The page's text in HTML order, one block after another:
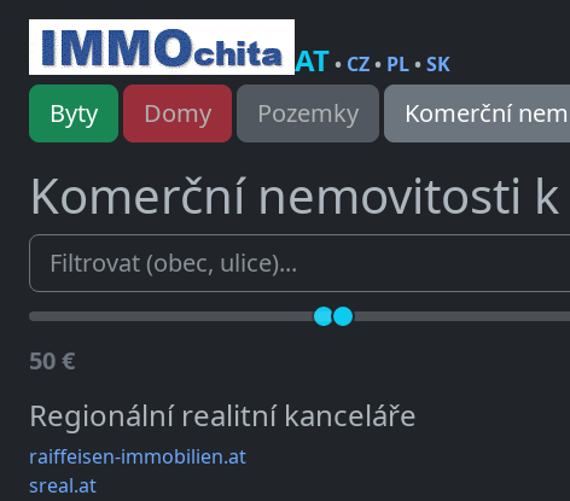
AT• CZ• PL•SK
Byty Domy Pozemky Komerční
Komerční nemovitosti
50 €
Regionální realitní kanceláře
raiffeisen-immobilien.at
sreal.at